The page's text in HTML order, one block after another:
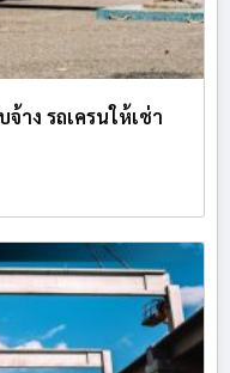
จ้าง รถเครนให้เช่า